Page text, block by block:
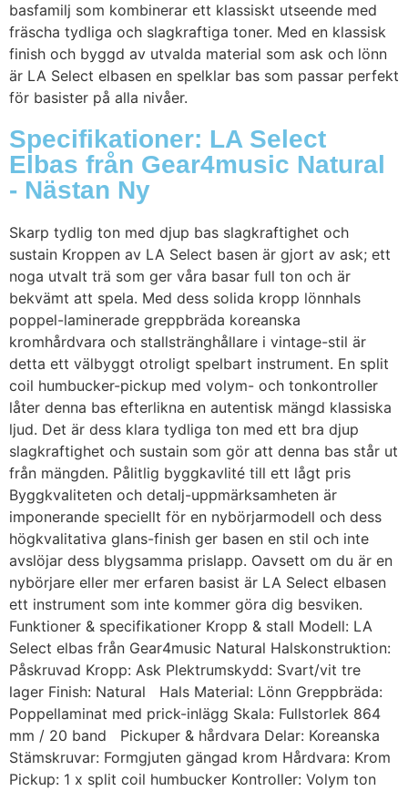
basfamilj som kombinerar ett klassiskt utseende med
fräscha tydliga och slagkraftiga toner. Med en klassisk
finish och byggd av utvalda material som ask och lönn
är LA Select elbasen en spelklar bas som passar perfekt
för basister på alla nivåer.
Specifikationer: LA Select
Elbas från Gear4music Natural
- Nästan Ny
Skarp tydlig ton med djup bas slagkraftighet och
sustain Kroppen av LA Select basen är gjort av ask; ett
noga utvalt trä som ger våra basar full ton och är
bekvämt att spela. Med dess solida kropp lönnhals
poppel-laminerade greppbräda koreanska
kromhårdvara och stallstränghållare i vintage-stil är
detta ett välbyggt otroligt spelbart instrument. En split
coil humbucker-pickup med volym- och tonkontroller
låter denna bas efterlikna en autentisk mängd klassiska
ljud. Det är dess klara tydliga ton med ett bra djup
slagkraftighet och sustain som gör att denna bas står ut
från mängden. Pålitlig byggkavlité till ett lågt pris
Byggkvaliteten och detalj-uppmärksamheten är
imponerande speciellt för en nybörjarmodell och dess
högkvalitativa glans-finish ger basen en stil och inte
avslöjar dess blygsamma prislapp. Oavsett om du är en
nybörjare eller mer erfaren basist är LA Select elbasen
ett instrument som inte kommer göra dig besviken.
Funktioner & specifikationer Kropp & stall Modell: LA
Select elbas från Gear4music Natural Halskonstruktion:
Påskruvad Kropp: Ask Plektrumskydd: Svart/vit tre
lager Finish: Natural Hals Material: Lönn Greppbräda:
Poppellaminat med prick-inlägg Skala: Fullstorlek 864
mm / 20 band Pickuper & hårdvara Delar: Koreanska
Stämskruvar: Formgjuten gängad krom Hårdvara: Krom
Pickup: 1 x split coil humbucker Kontroller: Volym ton